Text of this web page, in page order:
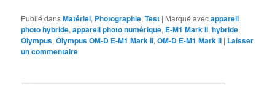
Publié dansMatériel, Photographie,Test | Marqué avecappareil
photo hybride,appareil photo numérique, E-M1 Mark II,hybride,
Olympus,Olympus OM-D E-M1 Mark II,OM-D E-M1 Mark II | Laisser
un commentaire